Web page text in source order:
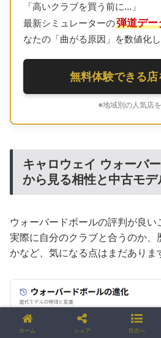
「高いクラブを買う前に…」
最新シミュレーターの弾道デ
なたの「曲がる原因」を数値化
無料体験できる店
※地域別の人気店
キャロウェイ ウォーバ
から見る相性と中古モデ
ウォーバードボールの評判が良い
実際に自分のクラブと合うのか、
かなど、気になる点はまだありま
ホーム シェア 目次へ